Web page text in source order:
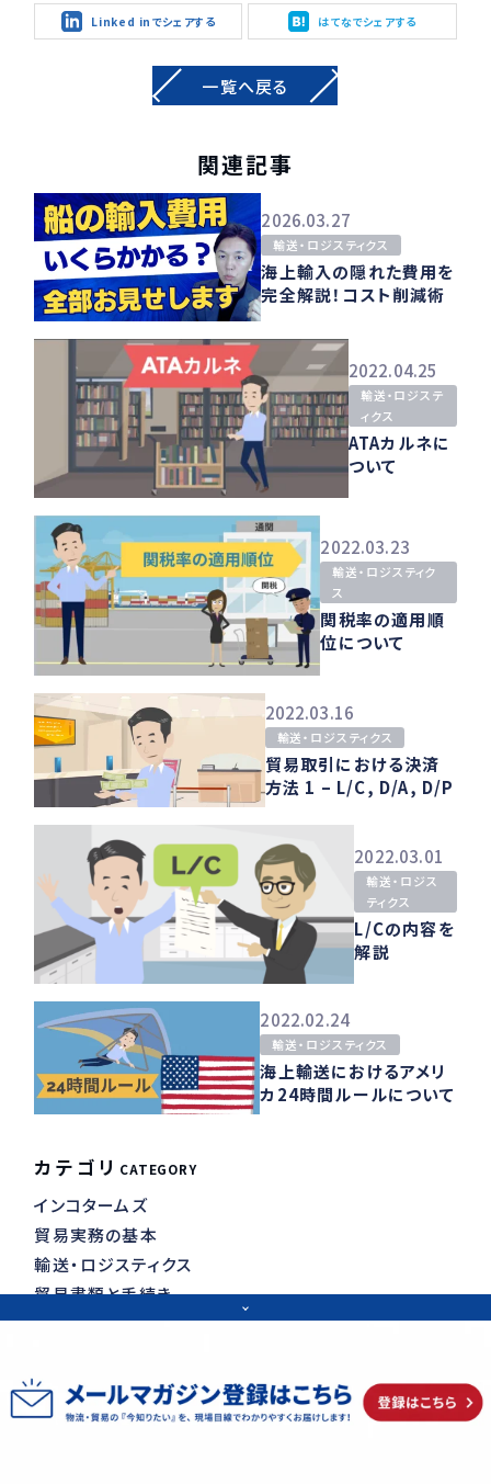
Linked inでシェアする はてなでシェアする
一覧へ戻る
関連記事
2026.03.27
輸送・ロジスティクス
海上輸入の隠れた費用を
完全解説！コスト削減術
2022.04.25
輸送・ロジステ
ィクス
ATAカルネに
ついて
2022.03.23
輸送・ロジスティク
ス
関税率の適用順
位について
2022.03.16
輸送・ロジスティクス
貿易取引における決済
方法 1 – L/C, D/A, D/P
2022.03.01
輸送・ロジス
ティクス
L/Cの内容を
解説
2022.02.24
輸送・ロジスティクス
海上輸送におけるアメリ
カ24時間ルールについて
カテゴリ CATEGORY
インコタームズ
貿易実務の基本
輸送・ロジスティクス
貿易書類と手続き
通関・関税
物流ニュース・物流ラジオ
物流コラム
CONTACT